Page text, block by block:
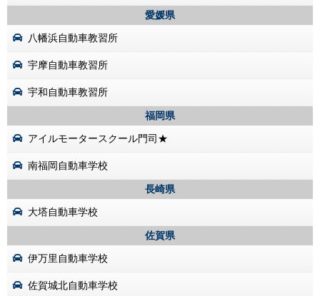
愛媛県
八幡浜自動車教習所
宇摩自動車教習所
宇和自動車教習所
福岡県
アイルモータースクール門司★
南福岡自動車学校
長崎県
大塔自動車学校
佐賀県
伊万里自動車学校
佐賀城北自動車学校